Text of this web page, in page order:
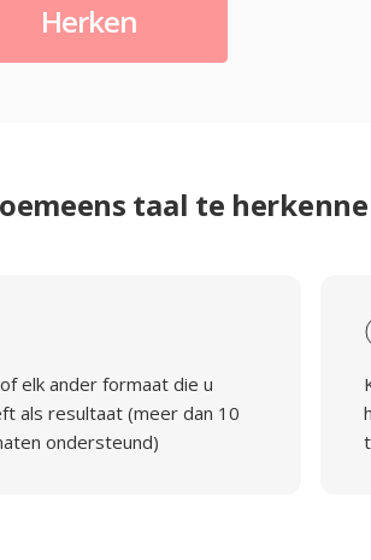
Herken
taal te
elk ander formaat die u
als resultaat (meer dan 10
ondersteund)